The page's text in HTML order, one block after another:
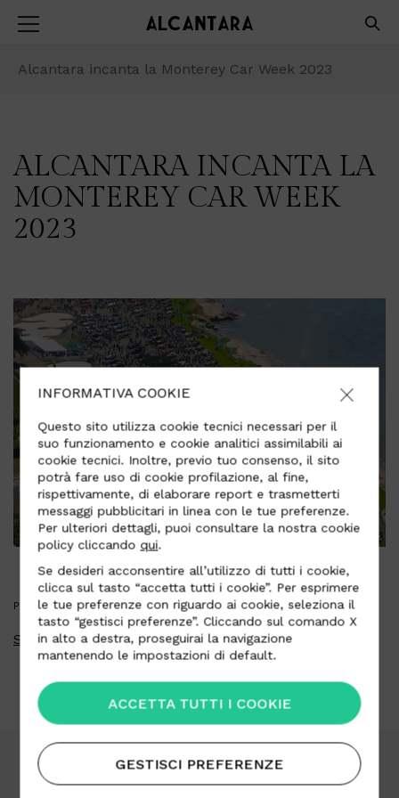
Alcantara incanta la Monterey Car Week 2023
ALCANTARA INCANTA LA
MONTEREY CAR WEEK
2023
PRESS KIT
Scarica press kit
INFORMATIVA COOKIE
Questo sito utilizza cookie tecnici necessari per il
suo funzionamento e cookie analitici assimilabili ai
cookie tecnici. Inoltre, previo tuo consenso, il sito
potrà fare uso di cookie profilazione, al fine,
rispettivamente, di elaborare report e trasmetterti
messaggi pubblicitari in linea con le tue preferenze.
Per ulteriori dettagli, puoi consultare la nostra cookie
policy cliccando qui.
Se desideri acconsentire all’utilizzo di tutti i cookie,
clicca sul tasto “accetta tutti i cookie”. Per esprimere
le tue preferenze con riguardo ai cookie, seleziona il
tasto “gestisci preferenze”. Cliccando sul comando X
in alto a destra, proseguirai la navigazione
mantenendo le impostazioni di default.
ACCETTA TUTTI I COOKIE
GESTISCI PREFERENZE